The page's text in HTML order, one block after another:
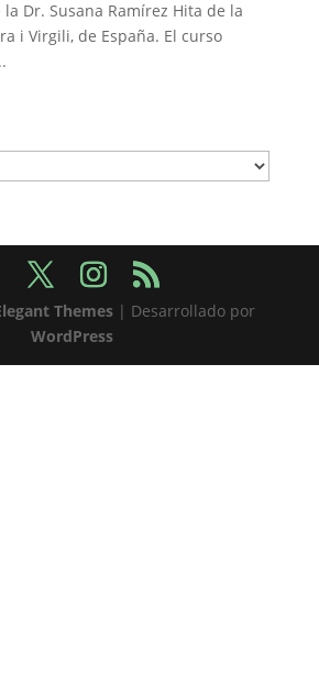
Dr. Susana Ramírez Hita de la
i Virgili, de España. El curso
Themes| Desarrollado por
WordPress